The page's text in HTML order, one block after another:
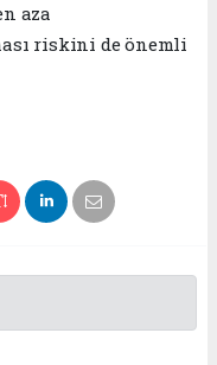
aza
riskini de önemli